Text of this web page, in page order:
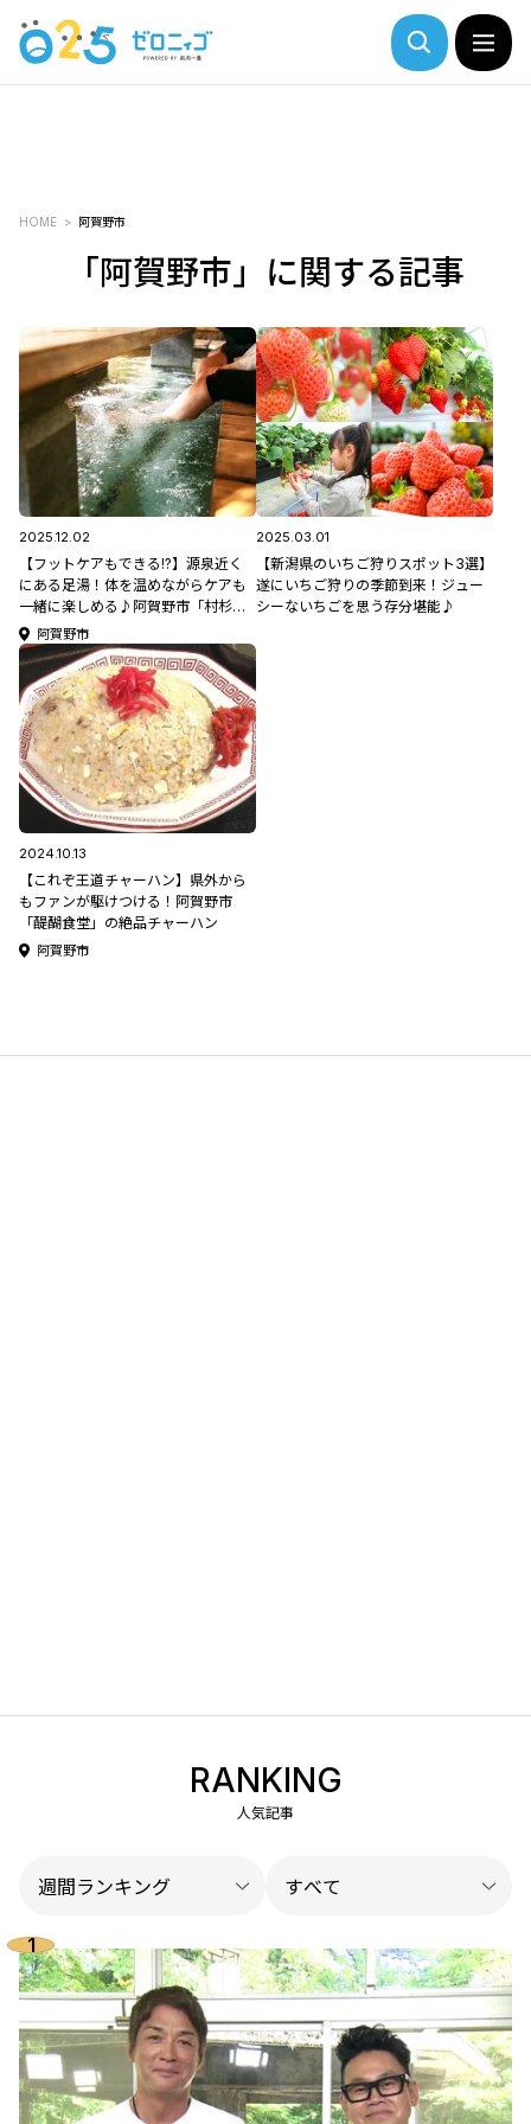
HOME 阿賀野市
「阿賀野市」に関する記事
2025.12.02
【フットケアもできる!?】源泉近く
にある足湯！体を温めながらケアも
一緒に楽しめる♪阿賀野市「村杉温
泉 薬師の足湯」【新潟県日帰り温泉
特集】
阿賀野市
2025.03.01
【新潟県のいちご狩りスポット3選】
遂にいちご狩りの季節到来！ジュー
シーないちごを思う存分堪能♪
2024.10.13
【これぞ王道チャーハン】県外から
もファンが駆けつける！阿賀野市
「醍醐食堂」の絶品チャーハン
阿賀野市
RANKING
人気記事